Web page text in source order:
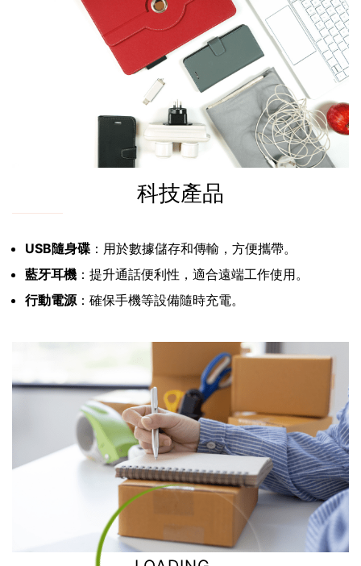
科技產品
USB隨身碟 ：用於數據儲存和傳輸，方便攜帶。
藍牙耳機 ：提升通話便利性，適合遠端工作使用。
行動電源：確保手機等設備隨時充電。